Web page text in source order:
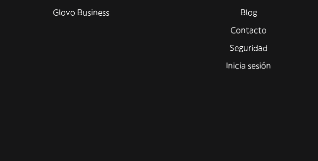
Glovo Business
Blog
Contacto
Seguridad
Inicia sesión